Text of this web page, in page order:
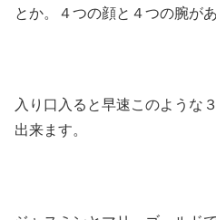
とか。４つの顔と４つの腕が
入り口入ると早速このような
出来ます。